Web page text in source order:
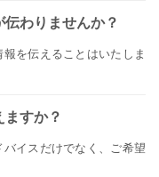
わりませんか？
を伝えることはいたしま
すか？
イスだけでなく、ご希望